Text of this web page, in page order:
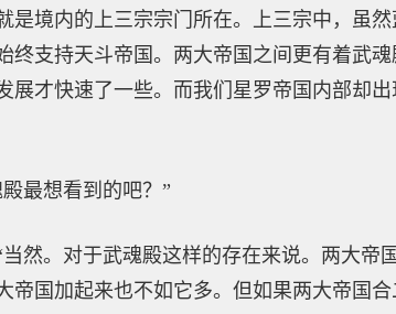
是境内的上三宗宗门所在。上三宗中，虽
终支持天斗帝国。两大帝国之间更有着武
展才快速了一些。而我们星罗帝国内部却
最想看到的吧？”
然。对于武魂殿这样的存在来说。两大帝
帝国加起来也不如它多。但如果两大帝国